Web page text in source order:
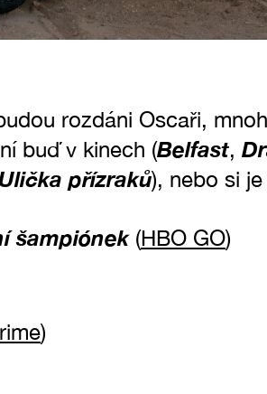
rozdáni Oscaři,
buď v kinech (Belfast,
Ulička přízraků), nebo si
šampiónek(HBO GO)
)